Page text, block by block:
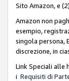
Sito Amazon, e
Amazon non
esempio,
singola persona,
discrezione, in
Link Speciali alle
i Requisiti di